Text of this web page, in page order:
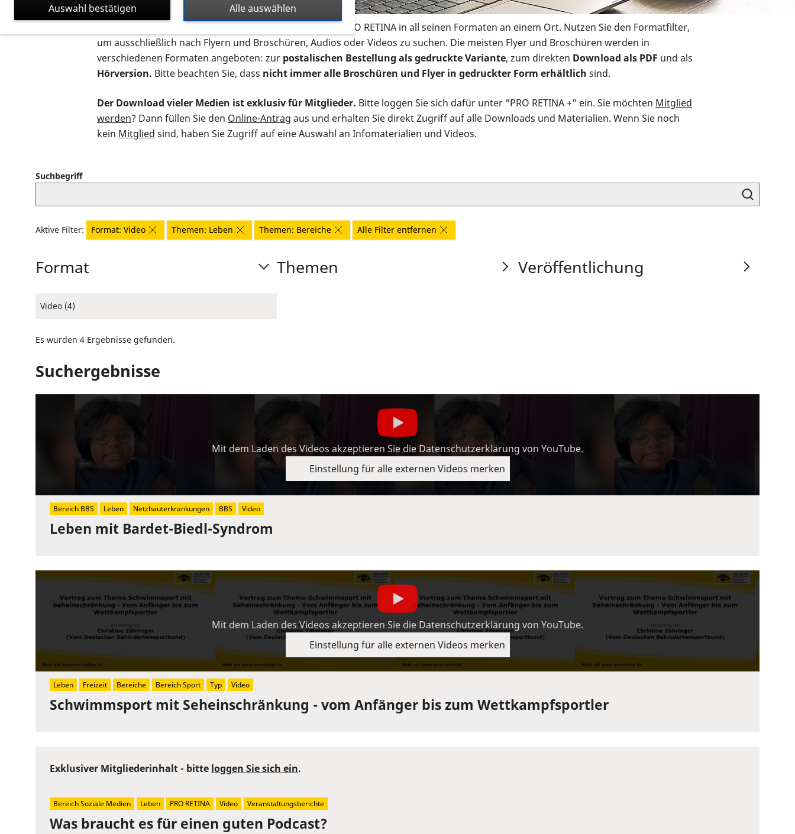
Auf dieser Seite finden Sie sämtliches Infomaterial der PRO RETINA in all seinen Formaten an einem Ort. Nutzen Sie den Formatfilter,
um ausschließlich nach Flyern und Broschüren, Audios oder Videos zu suchen. Die meisten Flyer und Broschüren werden in
verschiedenen Formaten angeboten: zur postalischen Bestellung als gedruckte Variante, zum direkten Download als PDF und als
Hörversion. Bitte beachten Sie, dass nicht immer alle Broschüren und Flyer in gedruckter Form erhältlich sind.
Der Download vieler Medien ist exklusiv für Mitglieder. Bitte loggen Sie sich dafür unter "PRO RETINA +" ein. Sie möchten Mitglied
werden? Dann füllen Sie den Online-Antrag aus und erhalten Sie direkt Zugriff auf alle Downloads und Materialien. Wenn Sie noch
kein Mitglied sind, haben Sie Zugriff auf eine Auswahl an Infomaterialien und Videos.
Suchbegriff
Aktive Filter: Format: Video Themen: Leben Themen: Bereiche Alle Filter entfernen
Format
Video (4)
Themen Veröffentlichung
Es wurden 4 Ergebnisse gefunden.
Suchergebnisse
Leben mit Bardet-Biedl-Syndrom
Mit dem Laden des Videos akzeptieren Sie die Datenschutzerklärung von YouTube.
Einstellung für alle externen Videos merken
Bereich BBS Leben Netzhauterkrankungen BBS Video
Schwimmsport mit Seheinschränkung - vom Anfänger bis zum Wettkampfsportler
Mit dem Laden des Videos akzeptieren Sie die Datenschutzerklärung von YouTube.
Einstellung für alle externen Videos merken
Leben Freizeit Bereiche Bereich Sport Typ Video
Was braucht es für einen guten Podcast?
Exklusiver Mitgliederinhalt - bitte loggen Sie sich ein.
Bereich Soziale Medien Leben PRO RETINA Video Veranstaltungsberichte
Alle auswählen
Auswahl bestätigen